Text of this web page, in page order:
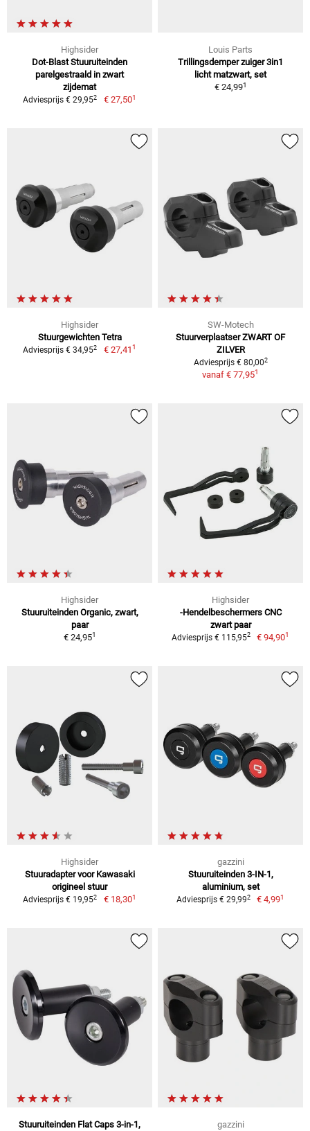
Highsider
Dot-Blast Stuuruiteinden
parelgestraald in zwart
zijdemat
Adviesprijs € 29,952 € 27,501
Louis Parts
Trillingsdemper zuiger 3in1
licht matzwart, set
€ 24,991
Highsider
Stuurgewichten Tetra
Adviesprijs € 34,952 € 27,411
SW-Motech
Stuurverplaatser ZWART OF
ZILVER
Adviesprijs € 80,002
vanaf € 77,951
Highsider
Stuuruiteinden Organic, zwart,
paar
€ 24,951
Highsider
-Hendelbeschermers CNC
zwart paar
Adviesprijs € 115,952 € 94,901
Highsider
Stuuradapter voor Kawasaki
origineel stuur
Adviesprijs € 19,952 € 18,301
gazzini
Stuuruiteinden 3-IN-1,
aluminium, set
Adviesprijs € 29,992 € 4,991
Stuuruiteinden Flat Caps 3-in-1,
gazzini